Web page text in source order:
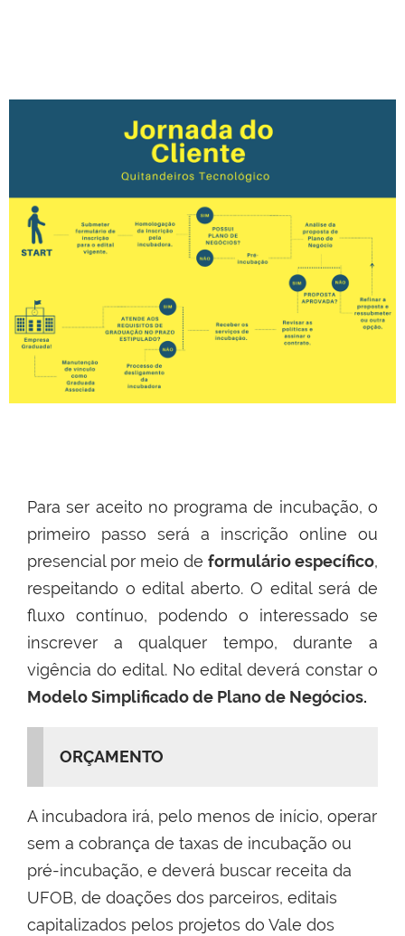
Para ser aceito no programa de incubação, o
primeiro passo será a inscrição online ou
presencial por meio de formulário específico,
respeitando o edital aberto. O edital será de
fluxo contínuo, podendo o interessado se
inscrever a qualquer tempo, durante a
vigência do edital. No edital deverá constar o
Modelo Simplificado de Plano de Negócios.
ORÇAMENTO
A incubadora irá, pelo menos de início, operar
sem a cobrança de taxas de incubação ou
pré-incubação, e deverá buscar receita da
UFOB, de doações dos parceiros, editais
capitalizados pelos projetos do Vale dos